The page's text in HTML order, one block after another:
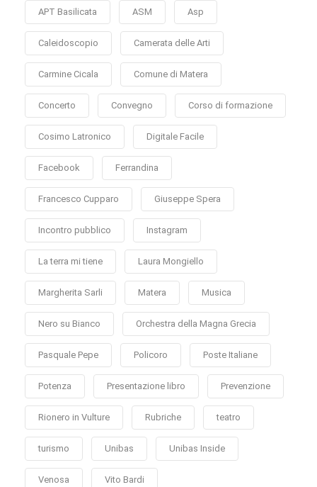
APT Basilicata ASM Asp
Caleidoscopio Camerata delle Arti
Carmine Cicala Comune di Matera
Concerto Convegno Corso di formazione
Cosimo Latronico Digitale Facile
Facebook Ferrandina
Francesco Cupparo Giuseppe Spera
Incontro pubblico Instagram
La terra mi tiene Laura Mongiello
Margherita Sarli Matera Musica
Nero su Bianco Orchestra della Magna Grecia
Pasquale Pepe Policoro Poste Italiane
Potenza Presentazione libro Prevenzione
Rionero in Vulture Rubriche teatro
turismo Unibas Unibas Inside
Venosa Vito Bardi